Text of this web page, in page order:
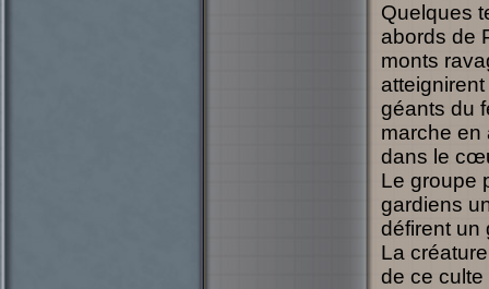
Quelques
abords de
monts
géants du
marche en
dans le
Le groupe
gardiens
défirent un
La
de ce culte